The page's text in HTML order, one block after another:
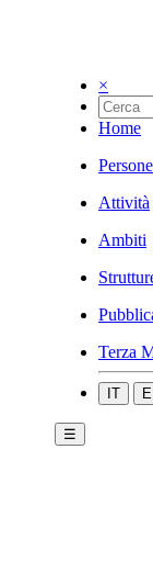
×
Home
Persone
Attività
Ambiti
Terza
IT
☰